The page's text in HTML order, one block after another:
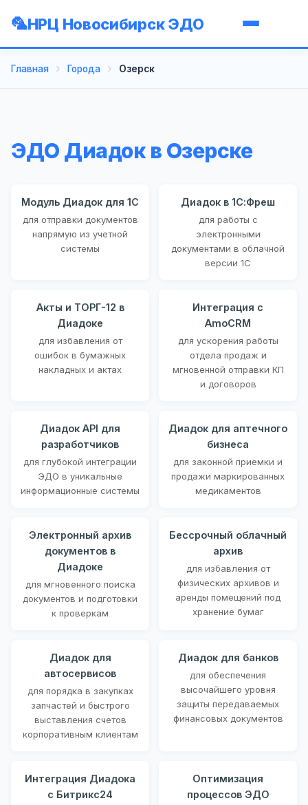
НРЦ Новосибирск ЭДО
Главная Города Озерск
ЭДО Диадок в Озерске
Модуль Диадок для 1С
для отправки документов
напрямую из учетной
системы
Диадок в 1С:Фреш
для работы с
электронными
документами в облачной
версии 1С
Акты и ТОРГ-12 в
Диадоке
для избавления от
ошибок в бумажных
накладных и актах
Интеграция с
AmoCRM
для ускорения работы
отдела продаж и
мгновенной отправки КП
и договоров
Диадок API для
разработчиков
для глубокой интеграции
ЭДО в уникальные
информационные системы
Диадок для аптечного
бизнеса
для законной приемки и
продажи маркированных
медикаментов
Электронный архив
документов в
Диадоке
для мгновенного поиска
документов и подготовки
к проверкам
Бессрочный облачный
архив
для избавления от
физических архивов и
аренды помещений под
хранение бумаг
Диадок для
автосервисов
для порядка в закупках
запчастей и быстрого
выставления счетов
корпоративным клиентам
Диадок для банков
для обеспечения
высочайшего уровня
защиты передаваемых
финансовых документов
Интеграция Диадока
с Битрикс24
Оптимизация
процессов ЭДО